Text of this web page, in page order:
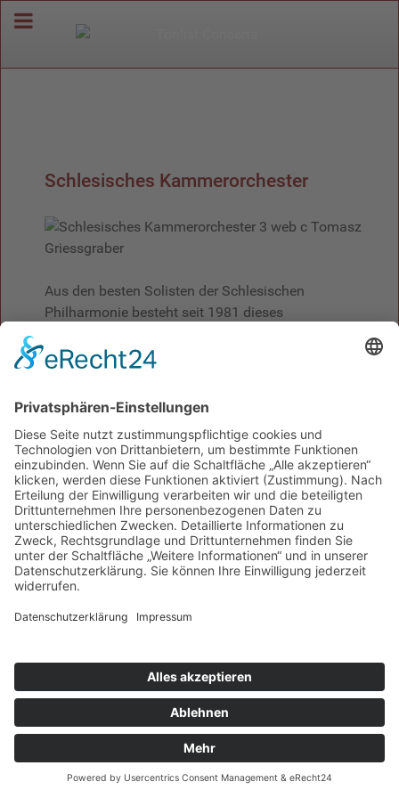
Schlesisches Kammerorchester
Aus den besten Solisten der Schlesischen
Philharmonie besteht seit 1981 dieses
Ensembles wurde entscheidend vom ersten
jugendlichem Elan". Weiter wurde die große
Bandbreite der Dynamik verbunden mit einem
überaus exakten "Streicherklang" beschrieben. Seit
seiner Gründung als Kammerorchester unternahm
es Tourneen innerhalb Europas, den Vereinigten
Staaten und Asien.Es war zu Gast bei
Internationalen Festivals und arbeitete mit
namhaften Künstlern wie Yehudi Menuhin, Garrick
Ohlsson und Pawel Przytocki zusammen.
Copyright © Tonlist Concerts
Impressum|Datenschutz|Cookie-Einstellungen